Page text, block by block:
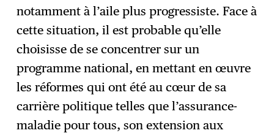
notamment à l’aile plus progressiste. Face à
cette situation, il est probable qu’elle
choisisse de se concentrer sur un
programme national, en mettant en œuvre
les réformes qui ont été au cœur de sa
carrière politique telles que l’assurance-
maladie pour tous, son extension aux